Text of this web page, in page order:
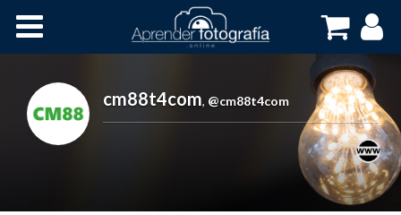
Cursos OnLine
cm88t4com, @cm88t4com